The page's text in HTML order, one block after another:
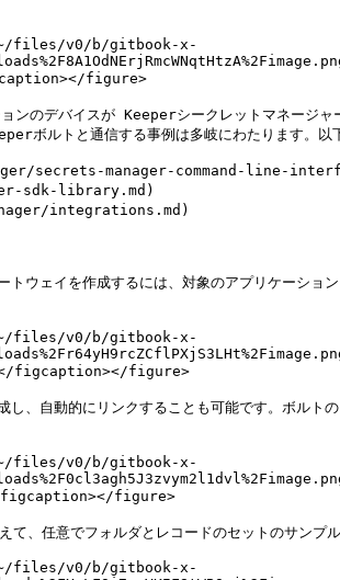
files/v0/b/gitbook-x-
figure>
ンのデバイスが Keeperシークレットマネージ
ボルトと通信する事例は多岐にわたります。以
secrets-manager-command-line-
sdk-library.md)
integrations.md)
トウェイを作成するには、対象のアプリケー
files/v0/b/gitbook-x-
p></figcaption></figure>
成し、自動的にリンクすることも可能です
files/v0/b/gitbook-x-
figcaption></figure>
て、任意でフォルダとレコードのセットのサンプ
files/v0/b/gitbook-x-